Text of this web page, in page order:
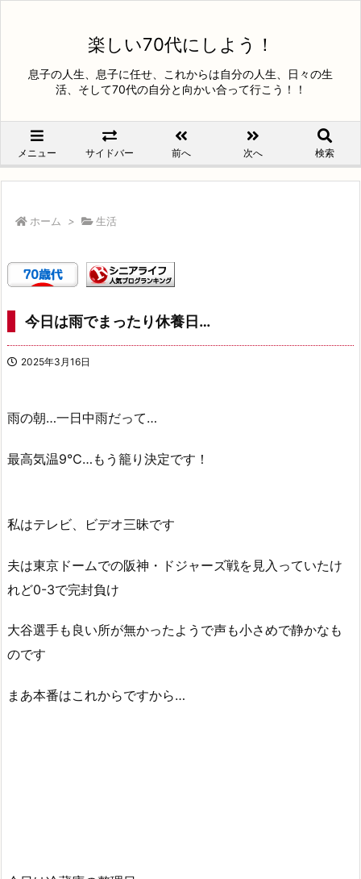
楽しい70代にしよう！
息子の人生、息子に任せ、これからは自分の人生、日々の生
活、そして70代の自分と向かい合って行こう！！
メニュー サイドバー 前へ 次へ 検索
ホーム > 生活
今日は雨でまったり休養日…
2025年3月16日
雨の朝…一日中雨だって…
最高気温9℃…もう籠り決定です！
私はテレビ、ビデオ三昧です
夫は東京ドームでの阪神・ドジャーズ戦を見入っていたけ
れど0-3で完封負け
大谷選手も良い所が無かったようで声も小さめで静かなも
のです
まあ本番はこれからですから…